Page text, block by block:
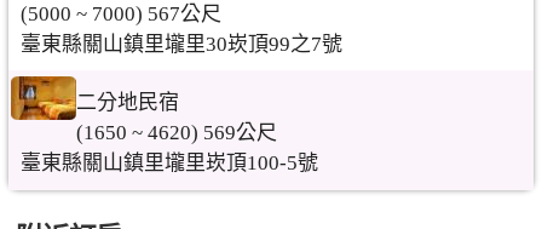
(5000 ~ 7000) 567公尺
臺東縣關山鎮里壠里30崁頂99之7號
二分地民宿
(1650 ~ 4620) 569公尺
臺東縣關山鎮里壠里崁頂100-5號